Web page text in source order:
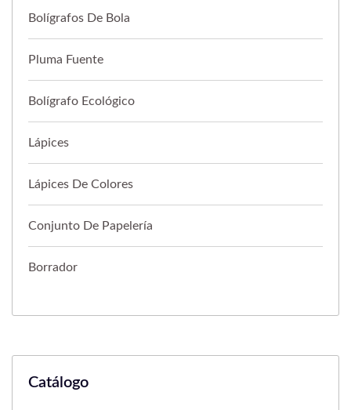
Bolígrafos De Bola
Pluma Fuente
Bolígrafo Ecológico
Lápices
Lápices De Colores
Conjunto De Papelería
Borrador
Catálogo